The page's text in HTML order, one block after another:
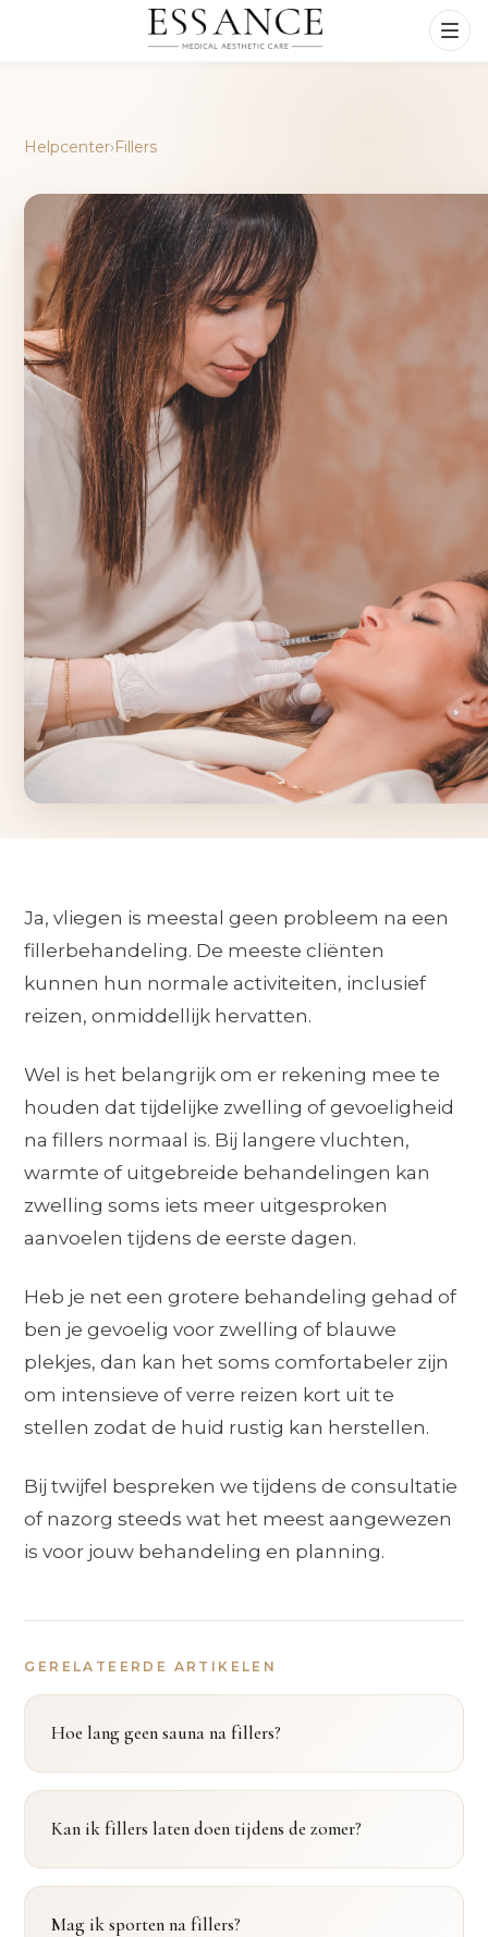
Helpcenter›Fillers
Ja, vliegen is meestal geen probleem na een
fillerbehandeling. De meeste cliënten
kunnen hun normale activiteiten, inclusief
reizen, onmiddellijk hervatten.
Wel is het belangrijk om er rekening mee te
houden dat tijdelijke zwelling of gevoeligheid
na fillers normaal is. Bij langere vluchten,
warmte of uitgebreide behandelingen kan
zwelling soms iets meer uitgesproken
aanvoelen tijdens de eerste dagen.
Heb je net een grotere behandeling gehad of
ben je gevoelig voor zwelling of blauwe
plekjes, dan kan het soms comfortabeler zijn
om intensieve of verre reizen kort uit te
stellen zodat de huid rustig kan herstellen.
Bij twijfel bespreken we tijdens de consultatie
of nazorg steeds wat het meest aangewezen
is voor jouw behandeling en planning.
GERELATEERDE ARTIKELEN
Hoe lang geen sauna na fillers?
Kan ik fillers laten doen tijdens de zomer?
Mag ik sporten na fillers?